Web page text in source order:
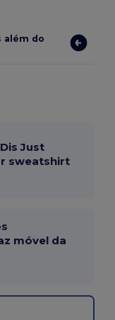
além do
Just
sweatshirt
móvel da